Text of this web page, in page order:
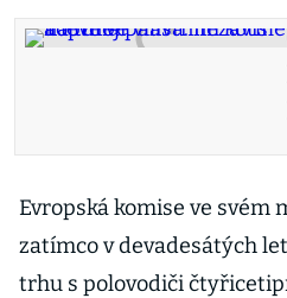
Evropská komise ve svém
zatímco v devadesátých
trhu s polovodiči